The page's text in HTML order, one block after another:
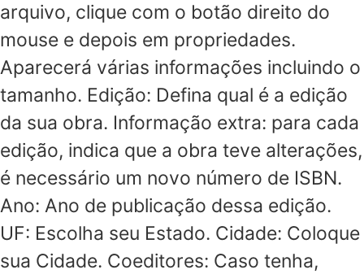
arquivo, clique com o botão direito do
mouse e depois em propriedades.
Aparecerá várias informações incluindo o
tamanho. Edição: Defina qual é a edição
da sua obra. Informação extra: para cada
edição, indica que a obra teve alterações,
é necessário um novo número de ISBN.
Ano: Ano de publicação dessa edição.
UF: Escolha seu Estado. Cidade: Coloque
sua Cidade. Coeditores: Caso tenha,